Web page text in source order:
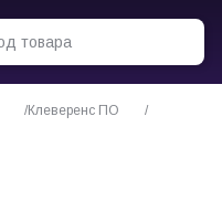
Клеверенс ПО